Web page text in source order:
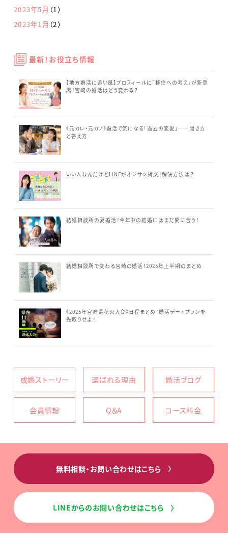
2023年5月 （1）
2023年1月 （2）
最新！お役立ち情報
【地方婚活に追い風】プロフィールに「移住への考え」が新登
場！宮崎の婚活はどう変わる？
《元カレ・元カノ》婚活で気になる「過去の恋愛」──聞き方
と答え方
いい人なんだけどLINEがオジサン構文！解決方法は？
結婚相談所の夏婚活！今年中の結婚にはまだ間に合う！
結婚相談所で変わる宮崎の婚活！2025年上半期のまとめ
《2025年宮崎県花火大会》日程まとめ：婚活デートプランを
先取りせよ！
成婚ストーリー 選ばれる理由 婚活ブログ
会員情報 Q＆A コース料金
無料相談・お問い合わせはこちら〉
LINEからのお問い合わせはこちら〉